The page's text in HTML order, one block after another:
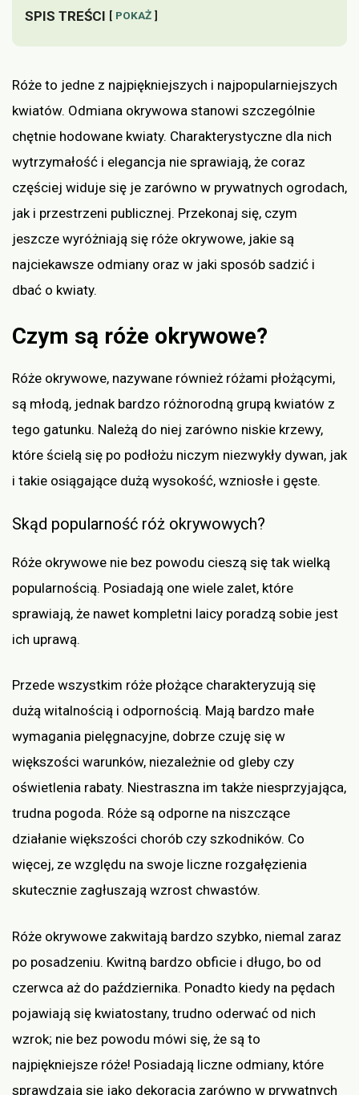
SPIS TREŚCI POKAŻ
Róże to jedne z najpiękniejszych i najpopularniejszych
kwiatów. Odmiana okrywowa stanowi szczególnie
chętnie hodowane kwiaty. Charakterystyczne dla nich
wytrzymałość i elegancja nie sprawiają, że coraz
częściej widuje się je zarówno w prywatnych ogrodach,
jak i przestrzeni publicznej. Przekonaj się, czym
jeszcze wyróżniają się róże okrywowe, jakie są
najciekawsze odmiany oraz w jaki sposób sadzić i
dbać o kwiaty.
Czym są róże okrywowe?
Róże okrywowe, nazywane również różami płożącymi,
są młodą, jednak bardzo różnorodną grupą kwiatów z
tego gatunku. Należą do niej zarówno niskie krzewy,
które ścielą się po podłożu niczym niezwykły dywan, jak
i takie osiągające dużą wysokość, wzniosłe i gęste.
Skąd popularność róż okrywowych?
Róże okrywowe nie bez powodu cieszą się tak wielką
popularnością. Posiadają one wiele zalet, które
sprawiają, że nawet kompletni laicy poradzą sobie jest
ich uprawą.
Przede wszystkim róże płożące charakteryzują się
dużą witalnością i odpornością. Mają bardzo małe
wymagania pielęgnacyjne, dobrze czuję się w
większości warunków, niezależnie od gleby czy
oświetlenia rabaty. Niestraszna im także niesprzyjająca,
trudna pogoda. Róże są odporne na niszczące
działanie większości chorób czy szkodników. Co
więcej, ze względu na swoje liczne rozgałęzienia
skutecznie zagłuszają wzrost chwastów.
Róże okrywowe zakwitają bardzo szybko, niemal zaraz
po posadzeniu. Kwitną bardzo obficie i długo, bo od
czerwca aż do października. Ponadto kiedy na pędach
pojawiają się kwiatostany, trudno oderwać od nich
wzrok; nie bez powodu mówi się, że są to
najpiękniejsze róże! Posiadają liczne odmiany, które
sprawdzają się jako dekoracja zarówno w prywatnych